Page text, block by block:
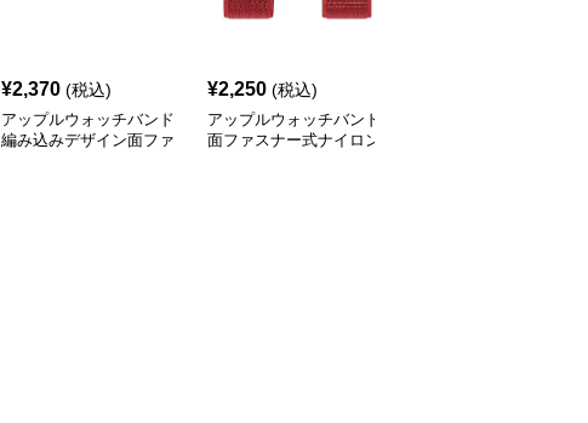
¥2,370 (税込)
アップルウォッチバンド
編み込みデザイン面ファ
¥2,250 (税込)
アップルウォッチバンド
面ファスナー式ナイロン